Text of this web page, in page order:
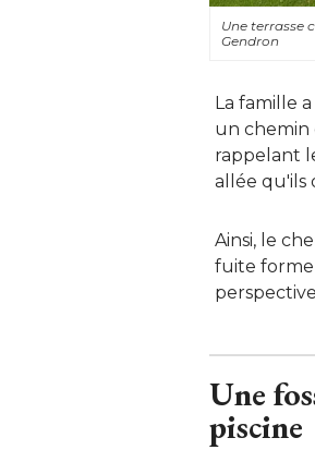
Une terrasse
Gendron
La famille
un chemin
rappelant
allée qu'ils
Ainsi, le
fuite forme
Une
piscine